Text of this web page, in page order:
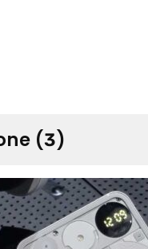
(3)